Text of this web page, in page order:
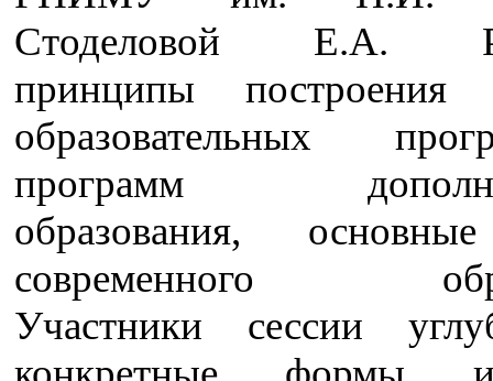
Стоделовой Е.А.
принципы построения
образовательных
программ
образования,
современного
Участники сессии